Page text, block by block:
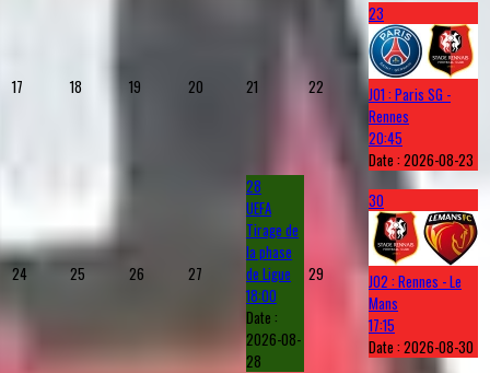
17 18 19 20 21 22
23
J01 : Paris SG -
Rennes
20:45
Date :2026-08-23
24 25 26 27
28
UEFA
Tirage de
la phase
de Ligue
18:00
Date :
2026-08-
28
29
30
J02 : Rennes - Le
Mans
17:15
Date :2026-08-30